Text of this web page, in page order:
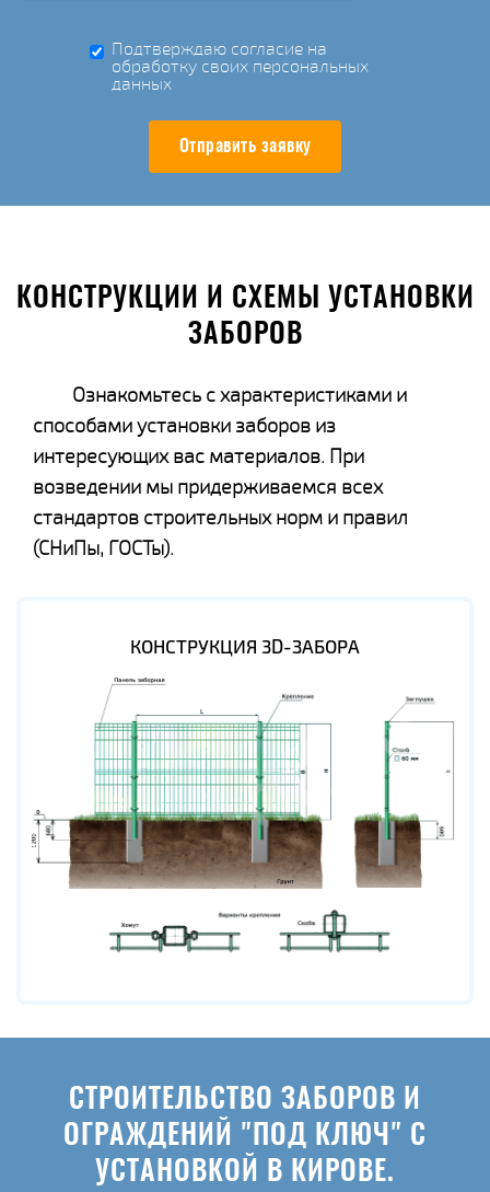
Подтверждаю согласие на
обработку своих персональных
данных
Отправить заявку
КОНСТРУКЦИИ И СХЕМЫ УСТАНОВКИ
ЗАБОРОВ
Ознакомьтесь с характеристиками и
способами установки заборов из
интересующих вас материалов. При
возведении мы придерживаемся всех
стандартов строительных норм и правил
(СНиПы, ГОСТы).
КОНСТРУКЦИЯ 3D-ЗАБОРА
СТРОИТЕЛЬСТВО ЗАБОРОВ И
ОГРАЖДЕНИЙ "ПОД КЛЮЧ" С
УСТАНОВКОЙ В КИРОВЕ.